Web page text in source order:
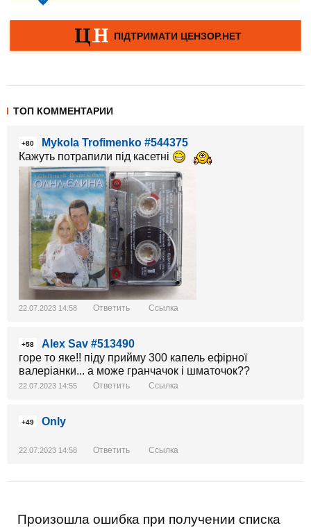
ТОП КОММЕНТАРИИ
+80
Mykola Trofimenko #544375
Кажуть потрапили під касетні
22.07.2023 14:58 Ответить Ссылка
+58
Alex Sav #513490
горе то яке!! піду прийму 300 капель ефірної
валеріанки... а може гранчачок і шматочок??
22.07.2023 14:55 Ответить Ссылка
+49 Only
22.07.2023 14:58 Ответить Ссылка
Произошла ошибка при получении списка